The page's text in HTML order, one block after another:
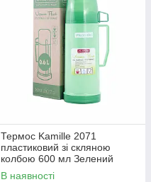
Термос Kamille 2071
пластиковий зі скляною
колбою 600 мл Зелений
В наявності